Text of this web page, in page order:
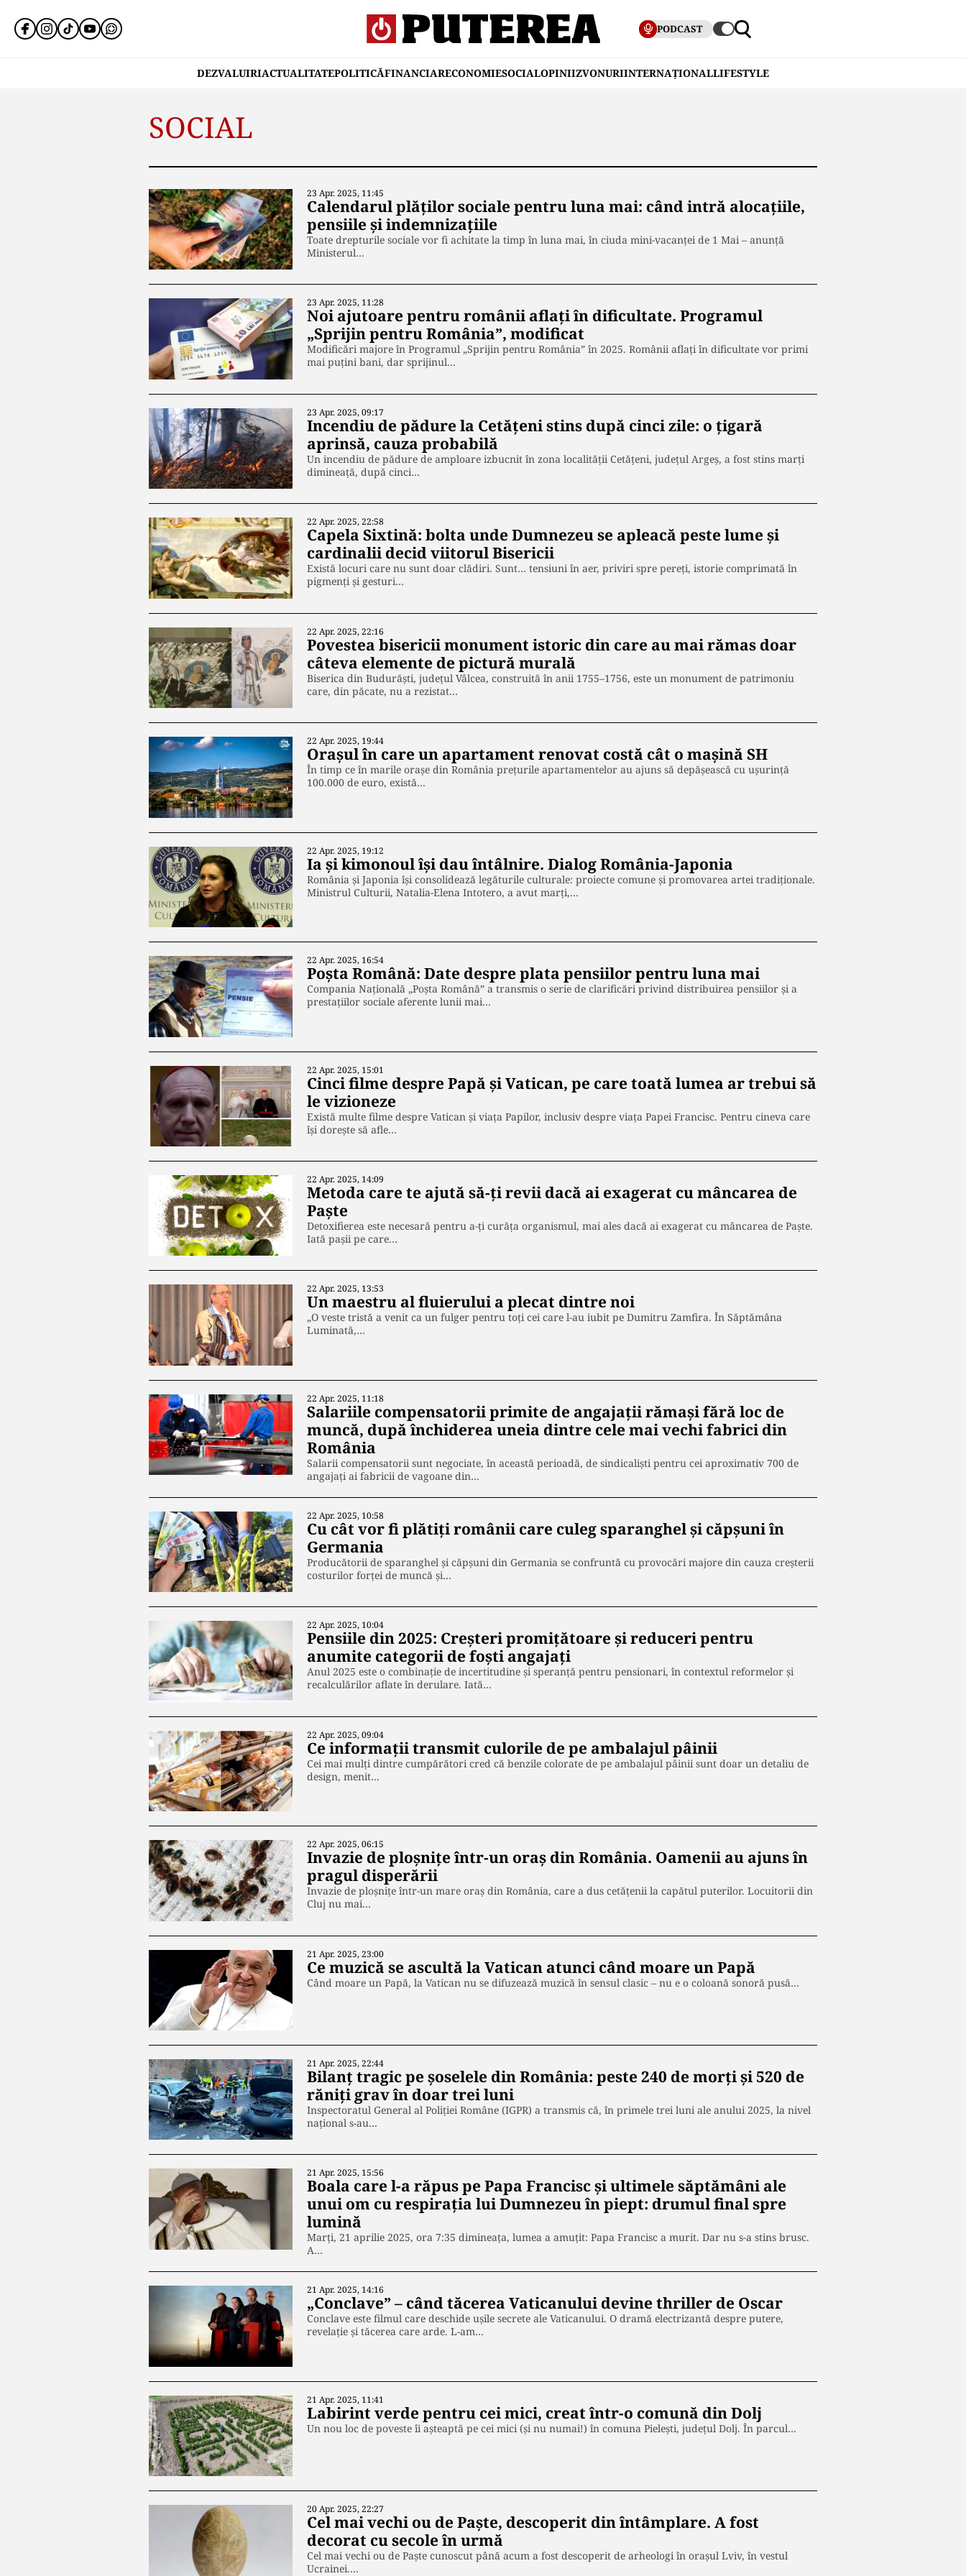
PODCAST
DEZVALUIRIACTUALITATEPOLITICĂFINANCIARECONOMIESOCIALOPINIIZVONURIINTERNAȚIONALLIFESTYLE
SOCIAL
23 Apr. 2025, 11:45
Calendarul plăților sociale pentru luna mai: când intră alocațiile,
pensiile și indemnizațiile
Toate drepturile sociale vor fi achitate la timp în luna mai, în ciuda mini-vacanței de 1 Mai – anunță
Ministerul…
23 Apr. 2025, 11:28
Noi ajutoare pentru românii aflaţi în dificultate. Programul
„Sprijin pentru România”, modificat
Modificări majore în Programul „Sprijin pentru România” în 2025. Românii aflaţi în dificultate vor primi
mai puțini bani, dar sprijinul…
23 Apr. 2025, 09:17
Incendiu de pădure la Cetățeni stins după cinci zile: o țigară
aprinsă, cauza probabilă
Un incendiu de pădure de amploare izbucnit în zona localității Cetățeni, județul Argeș, a fost stins marți
dimineață, după cinci…
22 Apr. 2025, 22:58
Capela Sixtină: bolta unde Dumnezeu se apleacă peste lume și
cardinalii decid viitorul Bisericii
Există locuri care nu sunt doar clădiri. Sunt… tensiuni în aer, priviri spre pereți, istorie comprimată în
pigmenți și gesturi…
22 Apr. 2025, 22:16
Povestea bisericii monument istoric din care au mai rămas doar
câteva elemente de pictură murală
Biserica din Budurăști, județul Vâlcea, construită în anii 1755–1756, este un monument de patrimoniu
care, din păcate, nu a rezistat…
22 Apr. 2025, 19:44
Orașul în care un apartament renovat costă cât o mașină SH
În timp ce în marile orașe din România prețurile apartamentelor au ajuns să depășească cu ușurință
100.000 de euro, există…
22 Apr. 2025, 19:12
Ia și kimonoul își dau întâlnire. Dialog România-Japonia
România și Japonia își consolidează legăturile culturale: proiecte comune și promovarea artei tradiționale.
Ministrul Culturii, Natalia-Elena Intotero, a avut marți,…
22 Apr. 2025, 16:54
Poșta Română: Date despre plata pensiilor pentru luna mai
Compania Națională „Poșta Română” a transmis o serie de clarificări privind distribuirea pensiilor și a
prestațiilor sociale aferente lunii mai…
22 Apr. 2025, 15:01
Cinci filme despre Papă și Vatican, pe care toată lumea ar trebui să
le vizioneze
Există multe filme despre Vatican și viața Papilor, inclusiv despre viața Papei Francisc. Pentru cineva care
își dorește să afle…
22 Apr. 2025, 14:09
Metoda care te ajută să-ți revii dacă ai exagerat cu mâncarea de
Paște
Detoxifierea este necesară pentru a-ți curăța organismul, mai ales dacă ai exagerat cu mâncarea de Paște.
Iată pașii pe care…
22 Apr. 2025, 13:53
Un maestru al fluierului a plecat dintre noi
„O veste tristă a venit ca un fulger pentru toți cei care l-au iubit pe Dumitru Zamfira. În Săptămâna
Luminată,…
22 Apr. 2025, 11:18
Salariile compensatorii primite de angajaţii rămaşi fără loc de
muncă, după închiderea uneia dintre cele mai vechi fabrici din
România
Salarii compensatorii sunt negociate, în această perioadă, de sindicalişti pentru cei aproximativ 700 de
angajaţi ai fabricii de vagoane din…
22 Apr. 2025, 10:58
Cu cât vor fi plătiți românii care culeg sparanghel și căpșuni în
Germania
Producătorii de sparanghel și căpșuni din Germania se confruntă cu provocări majore din cauza creșterii
costurilor forței de muncă și…
22 Apr. 2025, 10:04
Pensiile din 2025: Creșteri promițătoare și reduceri pentru
anumite categorii de foști angajați
Anul 2025 este o combinație de incertitudine și speranță pentru pensionari, în contextul reformelor și
recalculărilor aflate în derulare. Iată…
22 Apr. 2025, 09:04
Ce informații transmit culorile de pe ambalajul pâinii
Cei mai mulți dintre cumpărători cred că benzile colorate de pe ambalajul pâinii sunt doar un detaliu de
design, menit…
22 Apr. 2025, 06:15
Invazie de ploșnițe într-un oraș din România. Oamenii au ajuns în
pragul disperării
Invazie de ploșnițe într-un mare oraș din România, care a dus cetățenii la capătul puterilor. Locuitorii din
Cluj nu mai…
21 Apr. 2025, 23:00
Ce muzică se ascultă la Vatican atunci când moare un Papă
Când moare un Papă, la Vatican nu se difuzează muzică în sensul clasic – nu e o coloană sonoră pusă…
21 Apr. 2025, 22:44
Bilanț tragic pe șoselele din România: peste 240 de morți și 520 de
răniți grav în doar trei luni
Inspectoratul General al Poliției Române (IGPR) a transmis că, în primele trei luni ale anului 2025, la nivel
național s-au…
21 Apr. 2025, 15:56
Boala care l-a răpus pe Papa Francisc și ultimele săptămâni ale
unui om cu respirația lui Dumnezeu în piept: drumul final spre
lumină
Marți, 21 aprilie 2025, ora 7:35 dimineața, lumea a amuțit: Papa Francisc a murit. Dar nu s-a stins brusc.
A…
21 Apr. 2025, 14:16
„Conclave” – când tăcerea Vaticanului devine thriller de Oscar
Conclave este filmul care deschide ușile secrete ale Vaticanului. O dramă electrizantă despre putere,
revelație și tăcerea care arde. L-am…
21 Apr. 2025, 11:41
Labirint verde pentru cei mici, creat într-o comună din Dolj
Un nou loc de poveste îi așteaptă pe cei mici (și nu numai!) în comuna Pielești, județul Dolj. În parcul…
20 Apr. 2025, 22:27
Cel mai vechi ou de Paște, descoperit din întâmplare. A fost
decorat cu secole în urmă
Cel mai vechi ou de Paște cunoscut până acum a fost descoperit de arheologi în orașul Lviv, în vestul
Ucrainei.…